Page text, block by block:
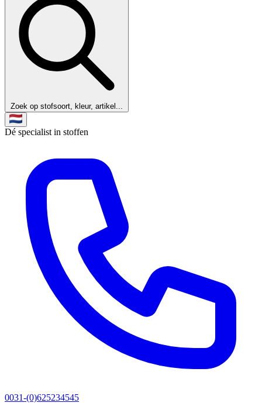
Zoek op stofsoort, kleur, artikel...
Dé specialist in stoffen
0031-(0)625234545